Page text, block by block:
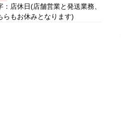
：店休日(店舗営業と発送業務、
らもお休みとなります)